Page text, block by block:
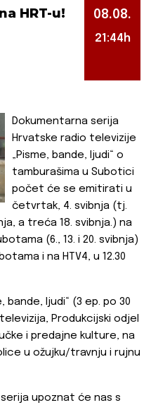
08.08.
21:44h
HRT-u!
Dokumentarna serija
Hrvatske radio televizije
„Pisme, bande, ljudi“ o
tamburašima u Subotici
počet će se emitirati u
četvrtak, 4. svibnja (tj.
a treća 18. svibnja.) na
(6., 13. i 20. svibnja)
i na HTV4, u 12.30
bande, ljudi“ (3 ep. po 30
Produkcijski odjel
i predajne kulture, na
u ožujku/travnju i rujnu
upoznat će nas s